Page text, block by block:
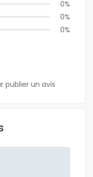
0%
0%
0%
publier un avis